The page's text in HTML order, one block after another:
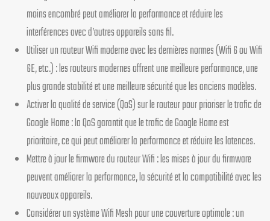
moins encombré peut améliorer la performance et réduire les
interférences avec d’autres appareils sans fil.
Utiliser un routeur Wifi moderne avec les dernières normes (Wifi 6 ou Wifi
6E, etc.) : les routeurs modernes offrent une meilleure performance, une
plus grande stabilité et une meilleure sécurité que les anciens modèles.
Activer la qualité de service (QoS) sur le routeur pour prioriser le trafic de
Google Home : la QoS garantit que le trafic de Google Home est
prioritaire, ce qui peut améliorer la performance et réduire les latences.
Mettre à jour le firmware du routeur Wifi : les mises à jour du firmware
peuvent améliorer la performance, la sécurité et la compatibilité avec les
nouveaux appareils.
Considérer un système Wifi Mesh pour une couverture optimale : un